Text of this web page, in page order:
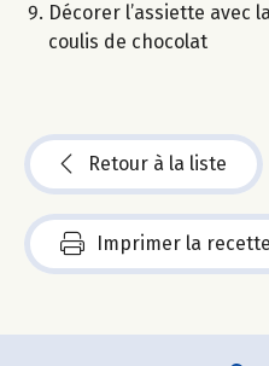
Décorer l’assiette avec
coulis de chocolat
Retour à la liste
Imprimer la recette